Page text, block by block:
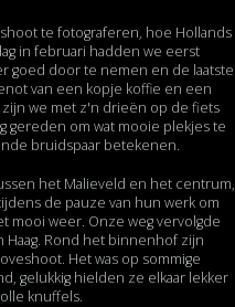
te fotograferen, hoe Hollands
in februari hadden we eerst
goed door te nemen en de laatste
van een kopje koffie en een
we met z'n drieën op de fiets
gereden om wat mooie plekjes te
bruidspaar betekenen.
het Malieveld en het centrum,
de pauze van hun werk om
mooi weer. Onze weg vervolgde
Haag. Rond het binnenhof zijn
Het was op sommige
gelukkig hielden ze elkaar lekker
knuffels.